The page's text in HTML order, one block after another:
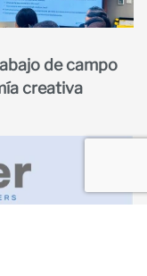
de campo
creativa